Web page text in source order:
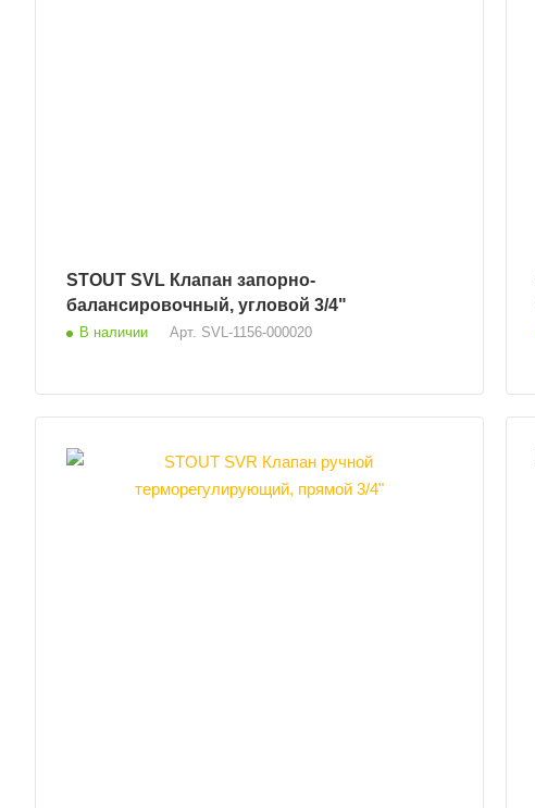
STOUT SVL Клапан запорно-
балансировочный, угловой 3/4"
В наличии Арт. SVL-1156-000020